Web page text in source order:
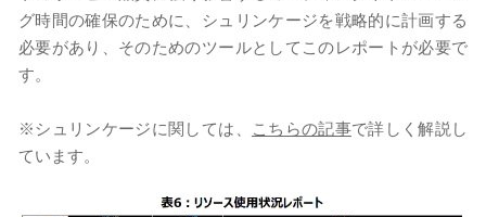
グ時間の確保のために、シュリンケージを戦略的に計画する
必要があり、そのためのツールとしてこのレポートが必要で
す。
※シュリンケージに関しては、 こちらの記事で詳しく解説し
ています。